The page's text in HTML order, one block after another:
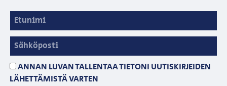
ANNAN LUVAN TALLENTAA TIETONI UUTISKIRJEIDEN
LÄHETTÄMISTÄ VARTEN